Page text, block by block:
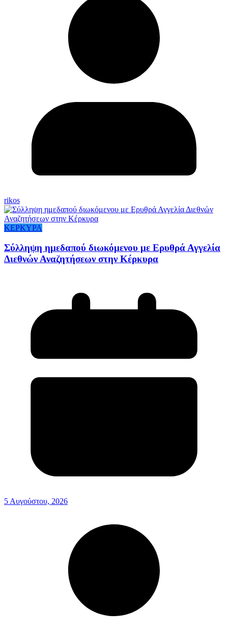
rikos
ΚΕΡΚΥΡΑ
Σύλληψη ημεδαπού διωκόμενου με Ερυθρά Αγγελία
Διεθνών Αναζητήσεων στην Κέρκυρα
5 Αυγούστου, 2026